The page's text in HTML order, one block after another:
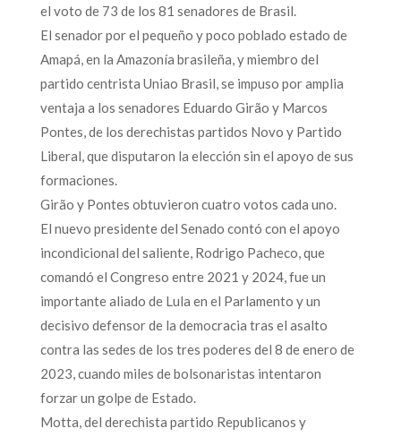
el voto de 73 de los 81 senadores de Brasil.
El senador por el pequeño y poco poblado estado de
Amapá, en la Amazonía brasileña, y miembro del
partido centrista Uniao Brasil, se impuso por amplia
ventaja a los senadores Eduardo Girão y Marcos
Pontes, de los derechistas partidos Novo y Partido
Liberal, que disputaron la elección sin el apoyo de sus
formaciones.
Girão y Pontes obtuvieron cuatro votos cada uno.
El nuevo presidente del Senado contó con el apoyo
incondicional del saliente, Rodrigo Pacheco, que
comandó el Congreso entre 2021 y 2024, fue un
importante aliado de Lula en el Parlamento y un
decisivo defensor de la democracia tras el asalto
contra las sedes de los tres poderes del 8 de enero de
2023, cuando miles de bolsonaristas intentaron
forzar un golpe de Estado.
Motta, del derechista partido Republicanos y